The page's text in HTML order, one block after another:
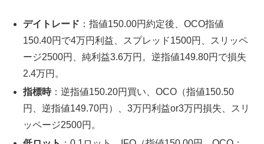
デイトレード ：指値150.00円約定後、OCO指値
150.40円で4万円利益、スプレッド1500円、スリッペ
ージ2500円、純利益3.6万円。逆指値149.80円で損失
2.4万円。
指標時：逆指値150.20円買い、OCO（指値150.50
円、逆指値149.70円）、3万円利益or3万円損失、スリ
ッページ2500円。